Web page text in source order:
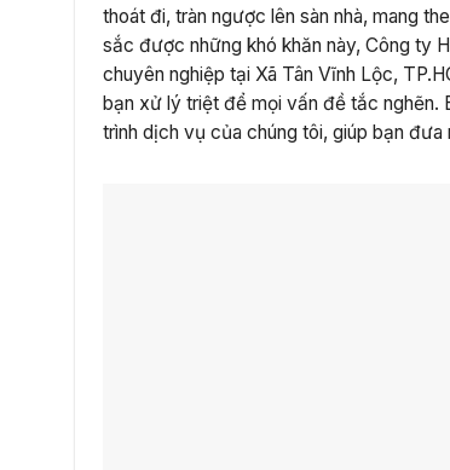
thoát đi, tràn ngược lên sàn nhà, mang
sắc được những khó khăn này, Công ty
chuyên nghiệp tại Xã Tân Vĩnh Lộc,
bạn xử lý triệt để mọi vấn đề tắc nghẽn.
trình dịch vụ của chúng tôi, giúp bạn đưa